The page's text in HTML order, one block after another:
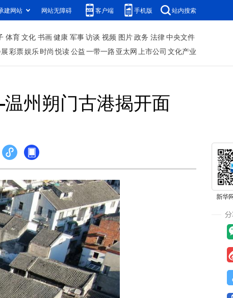
建网站 网站无障碍 客户端 手机版 站内搜索
体育文化 书画健康 军事访谈 视频 图片政务 法律中央文件
彩票娱乐时尚 悦读公益一带一路 亚太网上市公司 文化产业
州朔门古港揭开面